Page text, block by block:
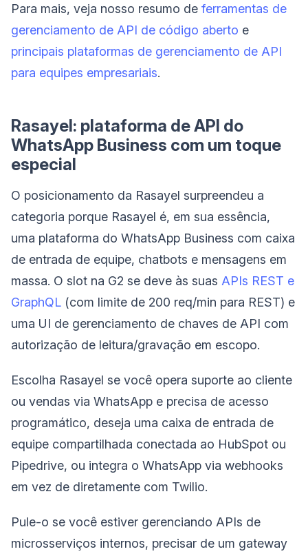
Para mais, veja nosso resumo de ferramentas de
gerenciamento de API de código aberto e
principais plataformas de gerenciamento de API
para equipes empresariais.
Rasayel: plataforma de API do
WhatsApp Business com um toque
especial
O posicionamento da Rasayel surpreendeu a
categoria porque Rasayel é, em sua essência,
uma plataforma do WhatsApp Business com caixa
de entrada de equipe, chatbots e mensagens em
massa. O slot na G2 se deve às suas APIs REST e
GraphQL (com limite de 200 req/min para REST) e
uma UI de gerenciamento de chaves de API com
autorização de leitura/gravação em escopo.
Escolha Rasayel se você opera suporte ao cliente
ou vendas via WhatsApp e precisa de acesso
programático, deseja uma caixa de entrada de
equipe compartilhada conectada ao HubSpot ou
Pipedrive, ou integra o WhatsApp via webhooks
em vez de diretamente com Twilio.
Pule-o se você estiver gerenciando APIs de
microsserviços internos, precisar de um gateway